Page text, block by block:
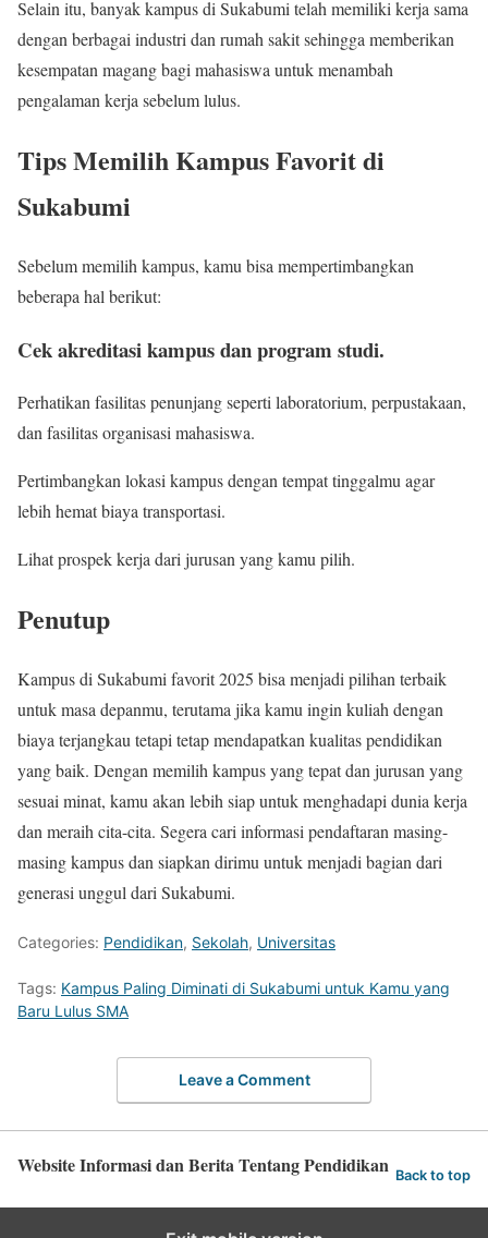
Selain itu, banyak kampus di Sukabumi telah memiliki kerja sama
dengan berbagai industri dan rumah sakit sehingga memberikan
kesempatan magang bagi mahasiswa untuk menambah
pengalaman kerja sebelum lulus.
Tips Memilih Kampus Favorit di
Sukabumi
Sebelum memilih kampus, kamu bisa mempertimbangkan
beberapa hal berikut:
Cek akreditasi kampus dan program studi.
Perhatikan fasilitas penunjang seperti laboratorium, perpustakaan,
dan fasilitas organisasi mahasiswa.
Pertimbangkan lokasi kampus dengan tempat tinggalmu agar
lebih hemat biaya transportasi.
Lihat prospek kerja dari jurusan yang kamu pilih.
Penutup
Kampus di Sukabumi favorit 2025 bisa menjadi pilihan terbaik
untuk masa depanmu, terutama jika kamu ingin kuliah dengan
biaya terjangkau tetapi tetap mendapatkan kualitas pendidikan
yang baik. Dengan memilih kampus yang tepat dan jurusan yang
sesuai minat, kamu akan lebih siap untuk menghadapi dunia kerja
dan meraih cita-cita. Segera cari informasi pendaftaran masing-
masing kampus dan siapkan dirimu untuk menjadi bagian dari
generasi unggul dari Sukabumi.
Categories: Pendidikan, Sekolah, Universitas
Tags: Kampus Paling Diminati di Sukabumi untuk Kamu yang
Baru Lulus SMA
Leave a Comment
Website Informasi dan Berita Tentang Pendidikan Back to top